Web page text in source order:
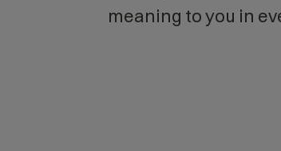
meaning to you in